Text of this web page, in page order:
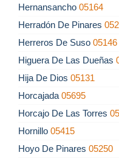
Hernansancho 05164
Herradón De Pinares
Herreros De Suso 05146
Higuera De Las Dueñas
Hija De Dios 05131
Horcajada 05695
Horcajo De Las Torres
Hornillo 05415
Hoyo De Pinares 05250